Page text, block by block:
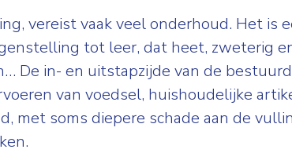
vereist vaak veel onderhoud. Het is
tot leer, dat heet, zweterig
De in- en uitstapzijde van de
van voedsel, huishoudelijke
met soms diepere schade aan de